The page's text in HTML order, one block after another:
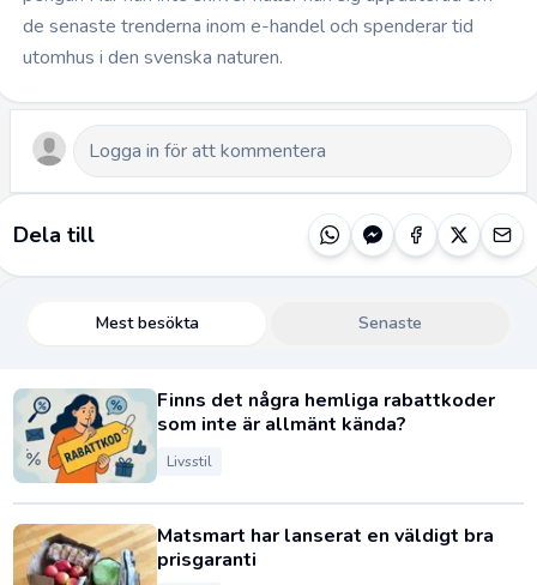
de senaste trenderna inom e-handel och spenderar tid
utomhus i den svenska naturen.
Dela till
Mest besökta Senaste
Finns det några hemliga rabattkoder
som inte är allmänt kända?
Livsstil
Matsmart har lanserat en väldigt bra
prisgaranti